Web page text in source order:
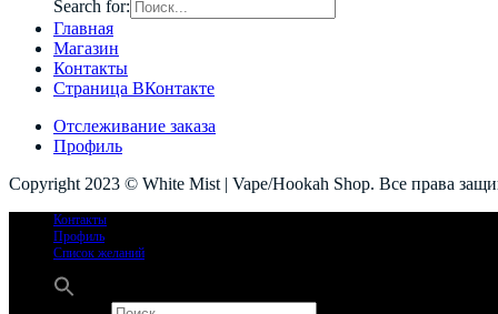
Search for:
Главная
Магазин
Контакты
Страница ВКонтакте
Отслеживание заказа
Профиль
Copyright 2023 © White Mist | Vape/Hookah Shop. Все права
Контакты
Профиль
Список желаний